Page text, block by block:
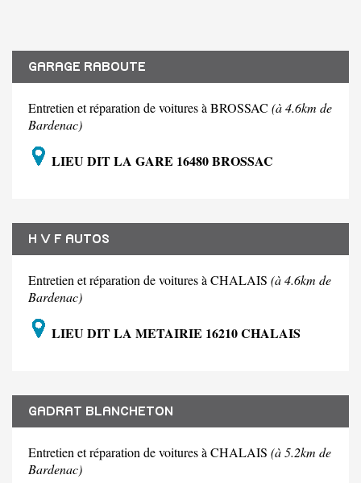
GARAGE RABOUTE
Entretien et réparation de voitures à BROSSAC (à 4.6km de
Bardenac)
LIEU DIT LA GARE 16480 BROSSAC
H V F AUTOS
Entretien et réparation de voitures à CHALAIS (à 4.6km de
Bardenac)
LIEU DIT LA METAIRIE 16210 CHALAIS
GADRAT BLANCHETON
Entretien et réparation de voitures à CHALAIS (à 5.2km de
Bardenac)